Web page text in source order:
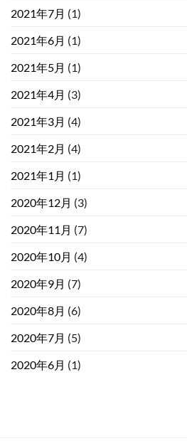
2021年7月 (1)
2021年6月 (1)
2021年5月 (1)
2021年4月 (3)
2021年3月 (4)
2021年2月 (4)
2021年1月 (1)
2020年12月 (3)
2020年11月 (7)
2020年10月 (4)
2020年9月 (7)
2020年8月 (6)
2020年7月 (5)
2020年6月 (1)